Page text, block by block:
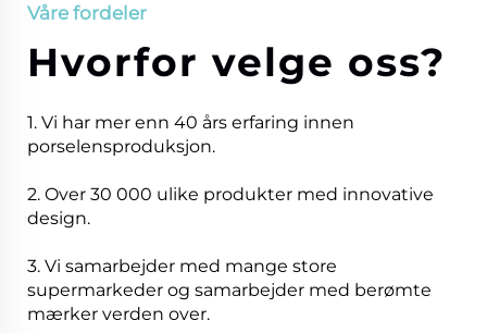
Våre fordeler
Hvorfor velge oss?
1. Vi har mer enn 40 års erfaring innen
porselensproduksjon.
2. Over 30 000 ulike produkter med innovative
design.
3. Vi samarbejder med mange store
supermarkeder og samarbejder med berømte
mærker verden over.